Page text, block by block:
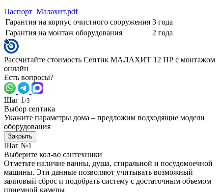
Паспорт_Малахит.pdf
Гарантия на корпус очистного сооружения 3 года
Гарантия на монтаж оборудования
2 года
Рассчитайте стоимость Септик МАЛАХИТ 12 ПР с монтажом
онлайн
Есть вопросы?
Шаг 1 /3
Выбор септика
Укажите параметры дома – предложим подходящие модели
оборудования
Закрыть
Шаг №1
Выберите кол-во сантехники
Отметьте наличие ванны, душа, стиральной и посудомоечной
машины. Эти данные позволяют учитывать возможный
залповый сброс и подобрать систему с достаточным объемом
приемной камеры